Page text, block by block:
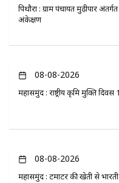
पिथौरा : ग्राम पंचायत मुढ़ीपार
अंकेक्षण
08-08-2026
महासमुंद : राष्ट्रीय कृमि मुक्ति
08-08-2026
महासमुंद : टमाटर की खेती से